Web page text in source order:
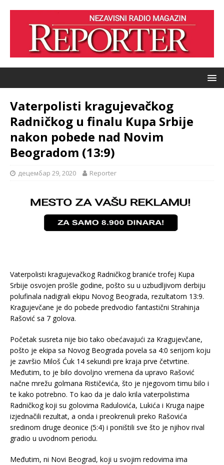
Vaterpolisti kragujevačkog
Radničkog u finalu Kupa Srbije
nakon pobede nad Novim
Beogradom (13:9)
децембар 29, 2020 Reporter
Vaterpolisti kragujevačkog Radničkog braniće trofej Kupa
Srbije osvojen prošle godine, pošto su u uzbudljivom derbiju
polufinala nadigrali ekipu Novog Beograda, rezultatom 13:9.
Kragujevčane je do pobede predvodio fantastični Strahinja
Rašović sa 7 golova.
Početak susreta nije bio tako obećavajući za Kragujevčane,
pošto je ekipa sa Novog Beograda povela sa 4:0 serijom koju
je završio Miloš Ćuk 14 sekundi pre kraja prve četvrtine.
Međutim, to je bilo dovoljno vremena da upravo Rašović
načne mrežu golmana Rističevića, što je njegovom timu bilo i
te kako potrebno. To kao da je dalo krila vaterpolistima
Radničkog koji su golovima Radulovića, Lukića i Kruga najpe
izjednačili rezultat, a onda i preokrenuli preko Rašovića
sredinom druge deonice (5:4) i poništili sve što je njihov rival
gradio u uvodnom periodu.
Međutim, ni Novi Beograd, koji u svojim redovima ima